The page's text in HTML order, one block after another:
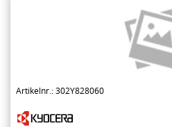
Artikelnr.: 302Y828060